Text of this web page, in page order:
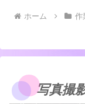
ホーム 作
写真撮